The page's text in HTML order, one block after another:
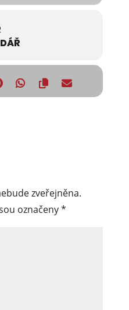
zveřejněna.
označeny*